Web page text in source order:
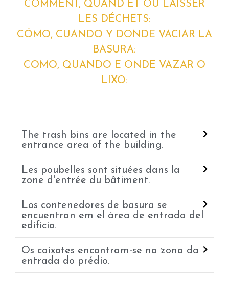
COMMENT, QUAND ET OÚ LAISSER
LES DÉCHETS:
CÓMO, CUANDO Y DONDE VACIAR LA
BASURA:
COMO, QUANDO E ONDE VAZAR O
LIXO:
The trash bins are located in the
entrance area of the building.
Les poubelles sont situées dans la
zone d'entrée du bâtiment.
Los contenedores de basura se
encuentran em el área de entrada del
edificio.
Os caixotes encontram-se na zona da
entrada do prédio.